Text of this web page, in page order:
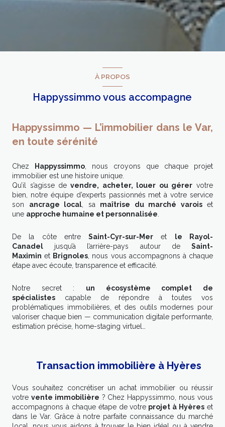
À PROPOS
Happyssimmo vous accompagne
Happyssimmo — L’immobilier dans le Var,
en toute sérénité
Chez Happyssimmo , nous croyons que chaque projet
immobilier est une histoire unique.
Qu’il s’agisse de vendre, acheter, louer ou gérer votre
bien, notre équipe d’experts passionnés met à votre service
son ancrage local , sa maîtrise du marché varoiset
une approche humaine et personnalisée
De la côte entreSaint-Cyr-sur-Mer et
le Rayol-
Canadel jusqu’à l’arrière-pays autour de Saint-
Maximin et Brignoles , nous vous accompagnons à chaque
étape avec écoute, transparence et efficacité.
Notre secret : un écosystème complet de
spécialistes capable de répondre à toutes vos
problématiques immobilières, et des outils modernes pour
valoriser chaque bien — communication digitale performante,
estimation précise, home-staging virtuel…
Transaction immobilière à Hyères
Vous souhaitez concrétiser un achat immobilier ou réussir
votre vente immobilière ? Chez Happyssimmo, nous vous
accompagnons à chaque étape de votre projet à Hyères et
dans le Var. Grâce à notre parfaite connaissance du marché